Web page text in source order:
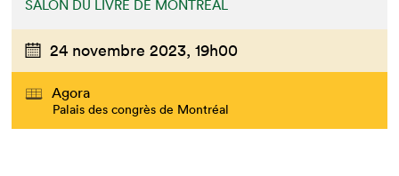
SALON DU LIVRE DE MONTRÉAL
24 novembre 2023, 19h00
Agora
Palais des congrès de Montréal